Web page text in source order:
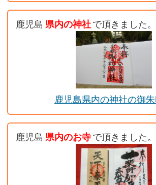
鹿児島 県内の神社 で頂きました。
鹿児島県内の神社の御朱
鹿児島 県内のお寺 で頂きました。